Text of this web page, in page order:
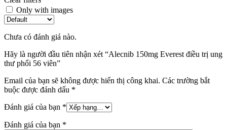
Only with images
Chưa có đánh giá nào.
Hãy là người đầu tiên nhận xét “Alecnib 150mg Everest điều trị ung
thư phổi 56 viên”
Email của bạn sẽ không được hiển thị công khai. Các trường bắt
buộc được đánh dấu *
Đánh giá của bạn *
Đánh giá của bạn *